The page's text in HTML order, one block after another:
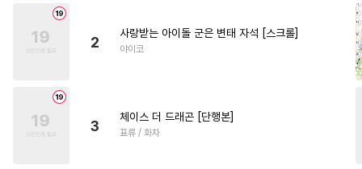
2
사랑받는 아이돌 군은 변태 자석 [스크롤]
야이코
3
체이스 더 드래곤 [단행본]
표류 / 화차